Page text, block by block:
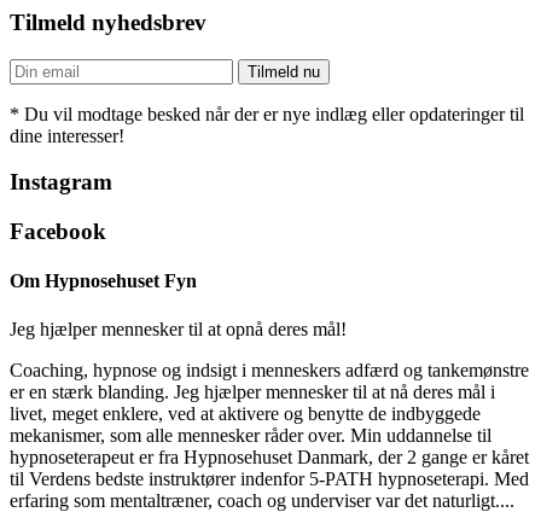
Tilmeld nyhedsbrev
* Du vil modtage besked når der er nye indlæg eller opdateringer til
dine interesser!
Instagram
Facebook
Om Hypnosehuset Fyn
Jeg hjælper mennesker til at opnå deres mål!
Coaching, hypnose og indsigt i menneskers adfærd og tankemønstre
er en stærk blanding. Jeg hjælper mennesker til at nå deres mål i
livet, meget enklere, ved at aktivere og benytte de indbyggede
mekanismer, som alle mennesker råder over. Min uddannelse til
hypnoseterapeut er fra Hypnosehuset Danmark, der 2 gange er kåret
til Verdens bedste instruktører indenfor 5-PATH hypnoseterapi. Med
erfaring som mentaltræner, coach og underviser var det naturligt....